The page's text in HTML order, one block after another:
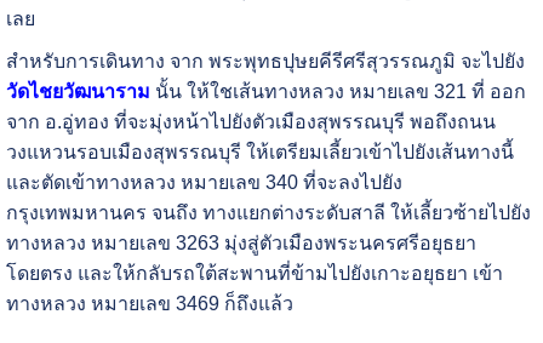
เลย
สำหรับการเดินทาง จาก พระพุทธปุษยคีรีศรีสุวรรณภูมิ จะไปยัง
วัดไชยวัฒนาราม นั้น ให้ใชเส้นทางหลวง หมายเลข 321 ที่ ออก
จาก อ.อู่ทอง ที่จะมุ่งหน้าไปยังตัวเมืองสุพรรณบุรี พอถึงถนน
วงแหวนรอบเมืองสุพรรณบุรี ให้เตรียมเลี้ยวเข้าไปยังเส้นทางนี้
และตัดเข้าทางหลวง หมายเลข 340 ที่จะลงไปยัง
กรุงเทพมหานคร จนถึง ทางแยกต่างระดับสาลี ให้เลี้ยวซ้ายไปยัง
ทางหลวง หมายเลข 3263 มุ่งสู่ตัวเมืองพระนครศรีอยุธยา
โดยตรง และให้กลับรถใต้สะพานที่ข้ามไปยังเกาะอยุธยา เข้า
ทางหลวง หมายเลข 3469 ก็ถึงแล้ว